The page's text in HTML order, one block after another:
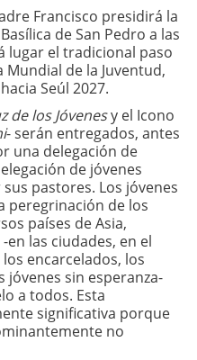
Francisco presidirá la
de San Pedro a las
lugar el tradicional paso
Mundial de la Juventud,
Seúl 2027.
de los Jóvenesy el Icono
- serán entregados, antes
una delegación de
de jóvenes
pastores. Los jóvenes
peregrinación de los
países de Asia,
las ciudades, en el
encarcelados, los
sin esperanza-
a todos. Esta
significativa porque
no